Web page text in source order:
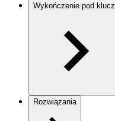
Wykończenie pod klucz
Rozwiązania